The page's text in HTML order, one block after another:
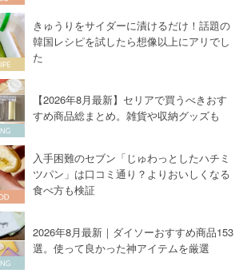
きゅうりをサイダーに漬けるだけ！話題の
韓国レシピを試したら想像以上にアリでし
た
【2026年8月最新】セリアで買うべきおす
すめ商品総まとめ。雑貨や収納グッズも
入手困難のセブン「じゅわっとしたハチミ
ツパン」は口コミ通り？よりおいしくなる
食べ方も検証
2026年8月最新｜ダイソーおすすめ商品153
選。使って良かった神アイテムを厳選